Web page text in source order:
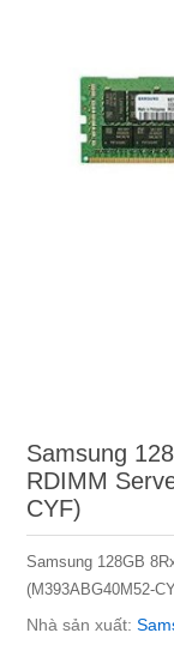
Samsung
RDIMM
CYF)
Samsung 128GB
(M393ABG40M52-
Nhà sản xuất: